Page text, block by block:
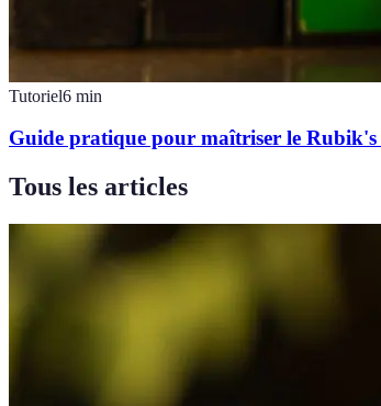
Tutoriel6 min
Guide pratique pour maîtriser le Rubik's
Tous les articles